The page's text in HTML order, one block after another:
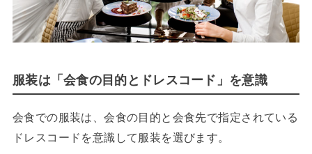
服装は「会食の目的とドレスコード」を意識
会食での服装は、会食の目的と会食先で指定されている
ドレスコードを意識して服装を選びます。